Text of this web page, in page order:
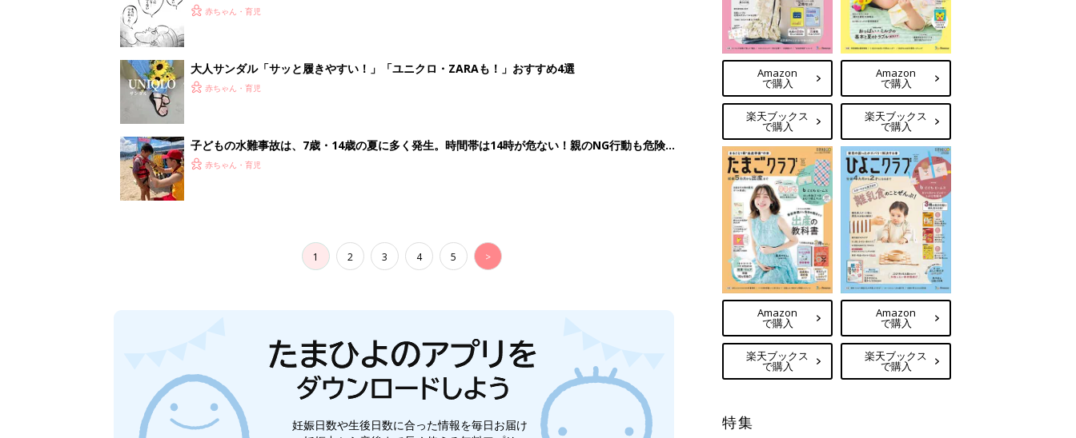
赤ちゃん・育児
大人サンダル「サッと履きやすい！」「ユニクロ・ZARAも！」おすすめ4選
赤ちゃん・育児
子どもの水難事故は、7歳・14歳の夏に多く発生。時間帯は14時が危ない！親のNG行動も危険を
まねく【専門家】
赤ちゃん・育児
1 2 3 4 5 >
妊娠日数や生後日数に合った情報を毎日お届け
Amazon
で購入
楽天ブックス
で購入
Amazon
で購入
楽天ブックス
で購入
Amazon
で購入
楽天ブックス
で購入
Amazon
で購入
楽天ブックス
で購入
特集